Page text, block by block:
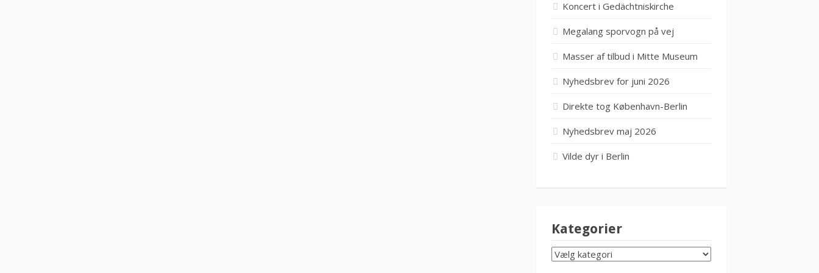
Koncert i Gedächtniskirche
Megalang sporvogn på vej
Masser af tilbud i Mitte Museum
Nyhedsbrev for juni 2026
Direkte tog København-Berlin
Nyhedsbrev maj 2026
Vilde dyr i Berlin
Kategorier
KATEGORIER